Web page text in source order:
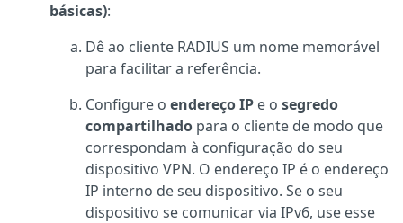
básicas):
Dê ao cliente RADIUS um nome memorável
para facilitar a referência.
Configure o endereço IP e o segredo
compartilhado para o cliente de modo que
correspondam à configuração do seu
dispositivo VPN. O endereço IP é o endereço
IP interno de seu dispositivo. Se o seu
dispositivo se comunicar via IPv6, use esse